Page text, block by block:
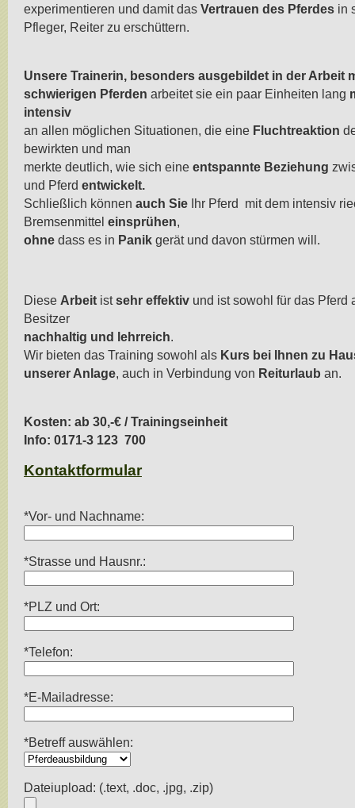
experimentieren und damit das Vertrauen des Pferdes in
Pfleger, Reiter zu erschüttern.
Unsere Trainerin, besonders ausgebildet in der Arbeit
schwierigen Pferden arbeitet sie ein paar Einheiten lang
intensiv
an allen möglichen Situationen, die eine Fluchtreaktion
bewirkten und man
merkte deutlich, wie sich eine entspannte Beziehung
und Pferd entwickelt.
Schließlich können auch Sie Ihr Pferd mit dem intensiv
Bremsenmittel einsprühen,
ohne dass es in Panik gerät und davon stürmen will.
Diese Arbeit istsehr effektiv und ist sowohl für das Pferd
Besitzer
nachhaltig und lehrreich.
Wir bieten das Training sowohl als Kurs bei Ihnen zu
unserer Anlage, auch in Verbindung von Reiturlaub an.
Kosten: ab 30,-€ / Trainingseinheit
Info: 0171-3 123 700
Kontaktformular
*Vor- und Nachname:
*Strasse und Hausnr.:
*PLZ und Ort:
*Telefon:
*E-Mailadresse:
*Betreff auswählen:
Dateiupload: (.text, .doc, .jpg, .zip)